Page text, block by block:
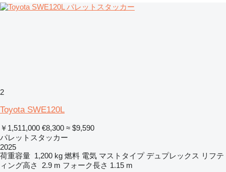
2
Toyota SWE120L
￥1,511,000 €8,300 ≈ $9,590
パレットスタッカー
2025
荷重容量 1,200 kg 燃料 電気 マストタイプ デュプレックス リフテ
ィング高さ
2.9 m フォーク長さ 1.15 m